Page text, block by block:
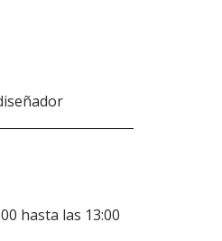
hasta las 13:00